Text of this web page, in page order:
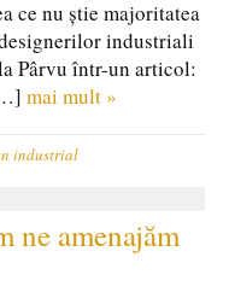
ce nu știe majoritatea
industriali
Pârvu într-un articol:
mai mult »
industrial
ne amenajăm